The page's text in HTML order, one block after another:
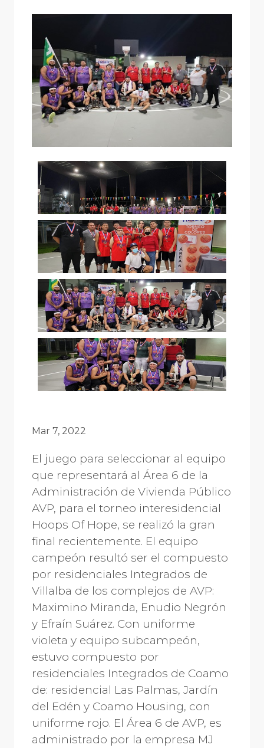
Mar 7, 2022
El juego para seleccionar al equipo
que representará al Área 6 de la
Administración de Vivienda Público
AVP, para el torneo interesidencial
Hoops Of Hope, se realizó la gran
final recientemente. El equipo
campeón resultó ser el compuesto
por residenciales Integrados de
Villalba de los complejos de AVP:
Maximino Miranda, Enudio Negrón
y Efraín Suárez. Con uniforme
violeta y equipo subcampeón,
estuvo compuesto por
residenciales Integrados de Coamo
de: residencial Las Palmas, Jardín
del Edén y Coamo Housing, con
uniforme rojo. El Área 6 de AVP, es
administrado por la empresa MJ